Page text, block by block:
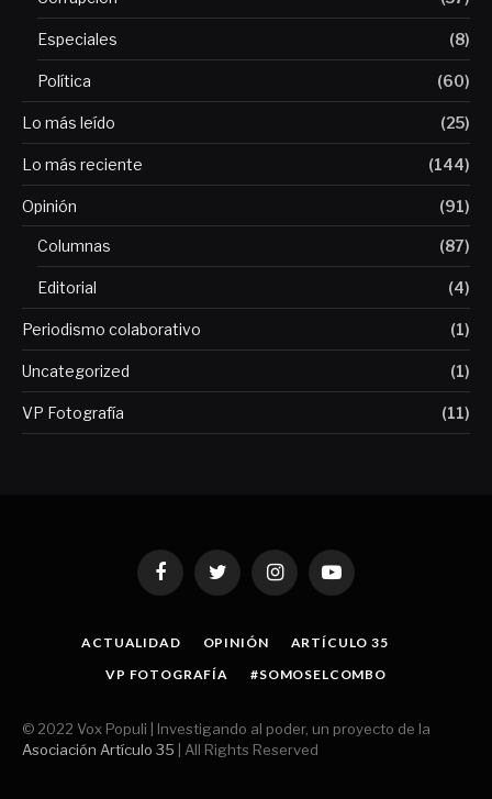
Especiales (8)
Política (60)
Lo más leído (25)
Lo más reciente (144)
Opinión (91)
Columnas (87)
Editorial (4)
Periodismo colaborativo (1)
Uncategorized (1)
VP Fotografía (11)
FacebookTwitter InstagramYouTube
ACTUALIDAD OPINIÓN
ARTÍCULO 35
VP FOTOGRAFÍA
#SOMOSELCOMBO
© 2022 Vox Populi | Investigando al poder, un proyecto de la
Asociación Artículo 35 | All Rights Reserved